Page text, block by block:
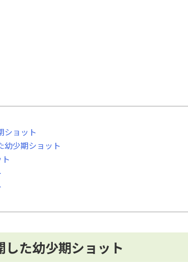
ショット
幼少期ショット
た幼少期ショット